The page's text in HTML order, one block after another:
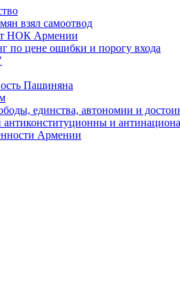
взял самоотвод
НОК Армении
по цене ошибки и порогу входа
Пашиняна
единства, автономии и
и
Армении